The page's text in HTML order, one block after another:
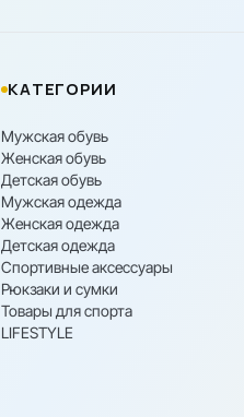
КАТЕГОРИИ
Мужская обувь
Женская обувь
Детская обувь
Мужская одежда
Женская одежда
Детская одежда
Спортивные аксессуары
Рюкзаки и сумки
Товары для спорта
LIFESTYLE